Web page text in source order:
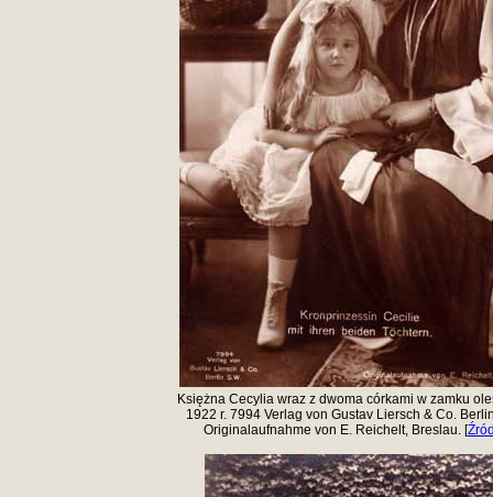
Księżna Cecylia wraz z dwoma córkami w zamku
1922 r. 7994 Verlag von Gustav Liersch & Co.
Originalaufnahme von E. Reichelt, Breslau. [